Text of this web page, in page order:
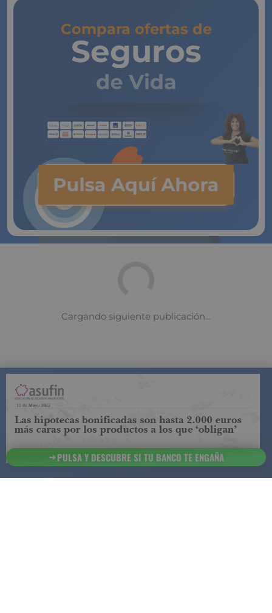
Compara ofertas de
Seguros
de Vida
Pulsa Aquí Ahora
11 de abril 2023
PULSA Y DESCUBRE SI TU BANCO TE ENGAÑA